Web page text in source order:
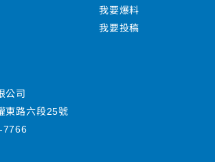
我要爆料
我要投稿
公司
東路六段25號
7766